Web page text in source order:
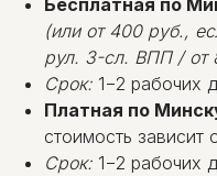
Бесплатная по
(или от 400 руб.,
рул. 3-сл. ВПП / от
Срок: 1−2 рабочих
Платная по
стоимость зависит
Срок: 1−2 рабочих